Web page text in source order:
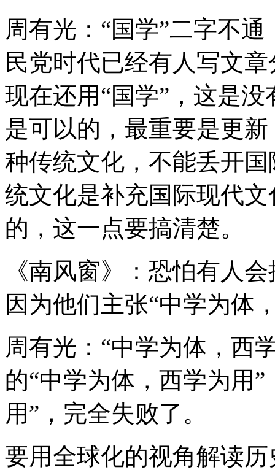
周有光：“国学”二字不
民党时代已经有人写文
现在还用“国学”，这是
是可以的，最重要是更
种传统文化，不能丢开
统文化是补充国际现代
的，这一点要搞清楚。
《南风窗》：恐怕有人
因为他们主张“中学为体
周有光：“中学为体，西
的“中学为体，西学为用
用”，完全失败了。
要用全球化的视角解读历